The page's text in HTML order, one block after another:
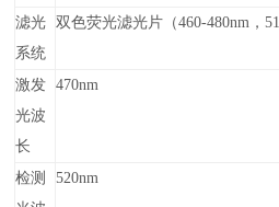
滤光
系统
双色荧光滤光片（460-480nm，
激发
光波
长
470nm
检测
520nm